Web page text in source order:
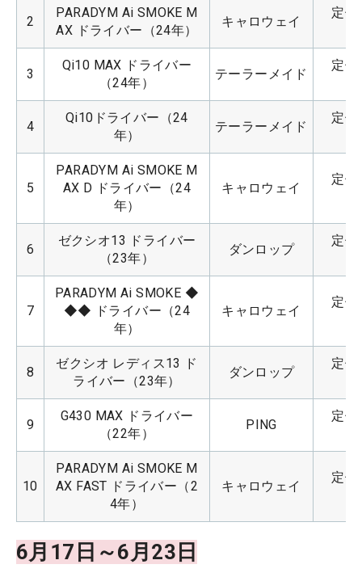
2
PARADYM Ai SMOKE M
AX ドライバー（24年）
キャロウェイ
定価
3
Qi10 MAX ドライバー
（24年）
テーラーメイド
定価
4
Qi10ドライバー（24
年）
テーラーメイド
定価
5
PARADYM Ai SMOKE M
AX D ドライバー（24
年）
キャロウェイ
定価
6
ゼクシオ13 ドライバー
（23年）
ダンロップ
定価
7
PARADYM Ai SMOKE ◆
◆◆ ドライバー（24
年）
キャロウェイ
定価
8
ゼクシオ レディス13 ド
ライバー（23年）
ダンロップ
定価
9
G430 MAX ドライバー
（22年）
PING
定価
10
PARADYM Ai SMOKE M
AX FAST ドライバー（2
4年）
キャロウェイ
定価
6月17日～6月23日